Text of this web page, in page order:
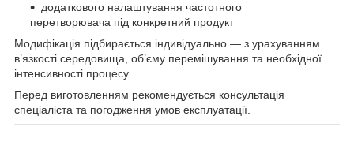
додаткового налаштування частотного
перетворювача під конкретний продукт
Модифікація підбирається індивідуально — з урахуванням
в’язкості середовища, об’єму перемішування та необхідної
інтенсивності процесу.
Перед виготовленням рекомендується консультація
спеціаліста та погодження умов експлуатації.